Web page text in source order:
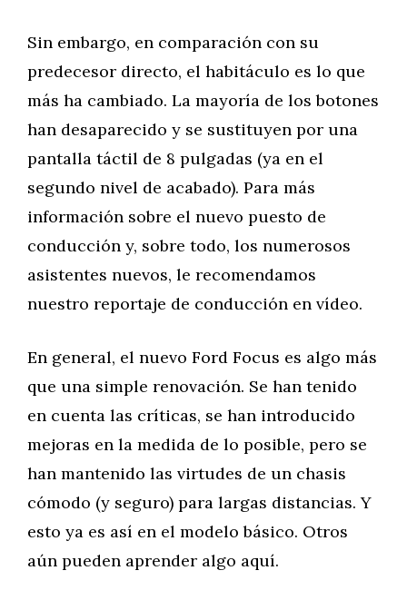
Sin embargo, en comparación con su
predecesor directo, el habitáculo es lo que
más ha cambiado. La mayoría de los botones
han desaparecido y se sustituyen por una
pantalla táctil de 8 pulgadas (ya en el
segundo nivel de acabado). Para más
información sobre el nuevo puesto de
conducción y, sobre todo, los numerosos
asistentes nuevos, le recomendamos
nuestro reportaje de conducción en vídeo.
En general, el nuevo Ford Focus es algo más
que una simple renovación. Se han tenido
en cuenta las críticas, se han introducido
mejoras en la medida de lo posible, pero se
han mantenido las virtudes de un chasis
cómodo (y seguro) para largas distancias. Y
esto ya es así en el modelo básico. Otros
aún pueden aprender algo aquí.